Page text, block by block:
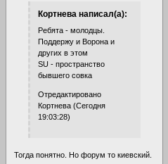
Кортнева написал(а):
Ребята - молодцы.
Поддержу и Ворона и
других в этом
SU - пространство
бывшего совка
Отредактировано
Кортнева (Сегодня
19:03:28)
Тогда понятно. Но форум то киевский.